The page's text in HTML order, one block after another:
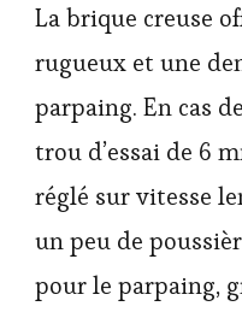
La brique creuse
rugueux et une
parpaing. En cas
trou d’essai de 6
réglé sur vitesse
un peu de
pour le parpaing,